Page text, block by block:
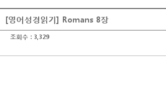
[영어성경읽기] Romans 8장
조회수 : 3,329